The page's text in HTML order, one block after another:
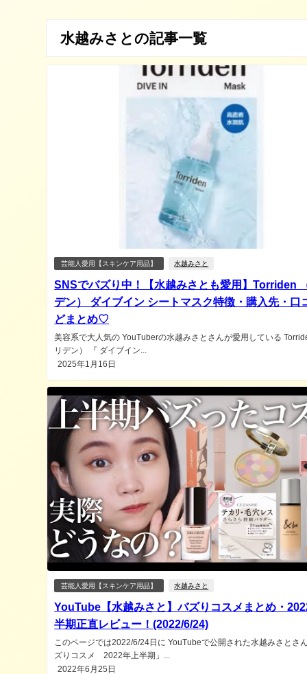
水越みさとの記事一覧
芸能人愛用【スキンケア用品】 水越みさと
SNSでバズり中！【水越みさとも愛用】Torriden
デン） ダイブイン シートマスク特徴・購入先・口
どまとめ♡
美容系で大人気の YouTuberの水越みさとさんが愛用している
リデン） 『 ダイブイン...
2025年1月16日
芸能人愛用【スキンケア用品】 水越みさと
YouTube【水越みさと】バズりコスメまとめ・
半期正直レビュー！(2022/6/24)
このページでは2022/6/24日に YouTubeで公開された水越みさとさ
ズりコスメ 2022年上半期」...
2022年6月25日